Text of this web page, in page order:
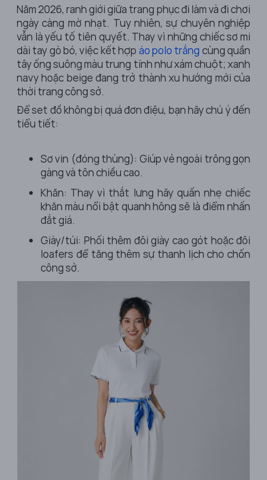
Năm 2026, ranh giới giữa trang phục đi làm và đi chơi
ngày càng mờ nhạt. Tuy nhiên, sự chuyên nghiệp
vẫn là yếu tố tiên quyết. Thay vì những chiếc sơ mi
dài tay gò bó, việc kết hợp áo polo trắng cùng quần
tây ống suông màu trung tính như xám chuột; xanh
navy hoặc beige đang trở thành xu hướng mới của
thời trang công sở.
Để set đồ không bị quá đơn điệu, bạn hãy chú ý đến
tiểu tiết:
Sơ vin (đóng thùng): Giúp vẻ ngoài trông gọn
gàng và tôn chiều cao.
Khăn: Thay vì thắt lưng hãy quấn nhẹ chiếc
khăn màu nổi bật quanh hông sẽ là điểm nhấn
đắt giá.
Giày/túi: Phối thêm đôi giày cao gót hoặc đôi
loafers để tăng thêm sự thanh lịch cho chốn
công sở.